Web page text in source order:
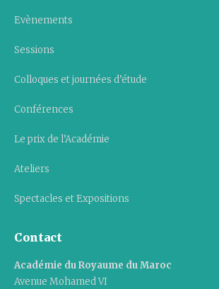
Evènements
Sessions
Colloques et journées d’étude
Conférences
Le prix de l’Académie
Ateliers
Spectacles et Expositions
Contact
Académie du Royaume du Maroc
Avenue Mohamed VI